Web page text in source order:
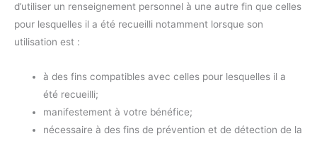
d’utiliser un renseignement personnel à une autre fin que celles
pour lesquelles il a été recueilli notamment lorsque son
utilisation est :
à des fins compatibles avec celles pour lesquelles il a
été recueilli;
manifestement à votre bénéfice;
nécessaire à des fins de prévention et de détection de la